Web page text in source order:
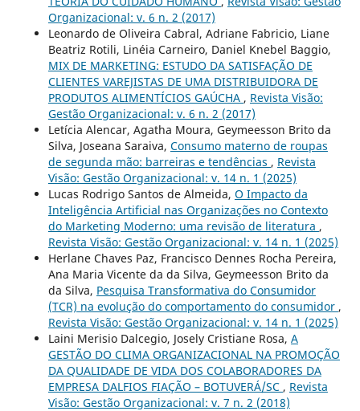
Organizacional: v. 6 n. 2 (2017)
Leonardo de Oliveira Cabral, Adriane Fabricio, Liane
Beatriz Rotili, Linéia Carneiro, Daniel Knebel Baggio,
MIX DE MARKETING: ESTUDO DA SATISFAÇÃO DE
CLIENTES VAREJISTAS DE UMA DISTRIBUIDORA DE
PRODUTOS ALIMENTÍCIOS GAÚCHA , Revista Visão:
Gestão Organizacional: v. 6 n. 2 (2017)
Letícia Alencar, Agatha Moura, Geymeesson Brito da
Silva, Joseana Saraiva, Consumo materno de roupas
de segunda mão: barreiras e tendências , Revista
Visão: Gestão Organizacional: v. 14 n. 1 (2025)
Lucas Rodrigo Santos de Almeida, O Impacto da
Inteligência Artificial nas Organizações no Contexto
do Marketing Moderno: uma revisão de literatura ,
Revista Visão: Gestão Organizacional: v. 14 n. 1 (2025)
Herlane Chaves Paz, Francisco Dennes Rocha Pereira,
Ana Maria Vicente da da Silva, Geymeesson Brito da
da Silva, Pesquisa Transformativa do Consumidor
(TCR) na evolução do comportamento do consumidor ,
Revista Visão: Gestão Organizacional: v. 14 n. 1 (2025)
Laini Merisio Dalcegio, Josely Cristiane Rosa, A
GESTÃO DO CLIMA ORGANIZACIONAL NA PROMOÇÃO
DA QUALIDADE DE VIDA DOS COLABORADORES DA
EMPRESA DALFIOS FIAÇÃO – BOTUVERÁ/SC , Revista
Visão: Gestão Organizacional: v. 7 n. 2 (2018)